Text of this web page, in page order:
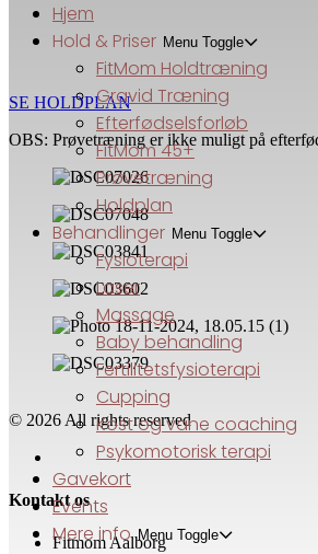
Hjem
Hold & Priser Menu Toggle
FitMom Holdtræning
Gravid Træning
Efterfødselsforløb
FitMom 45+
Prøvetræning
Holdplan
Behandlinger Menu Toggle
Fysioterapi
Laser
Massage
Baby behandling
Fertilitetsfysioterapi
Cupping
Kost og vane coaching
Psykomotorisk terapi
Gavekort
Events
Mere info Menu Toggle
SE HOLDPLAN
OBS: Prøvetræning er ikke muligt på
© 2026 All rights reserved
Kontakt os
Fitmom Aalborg